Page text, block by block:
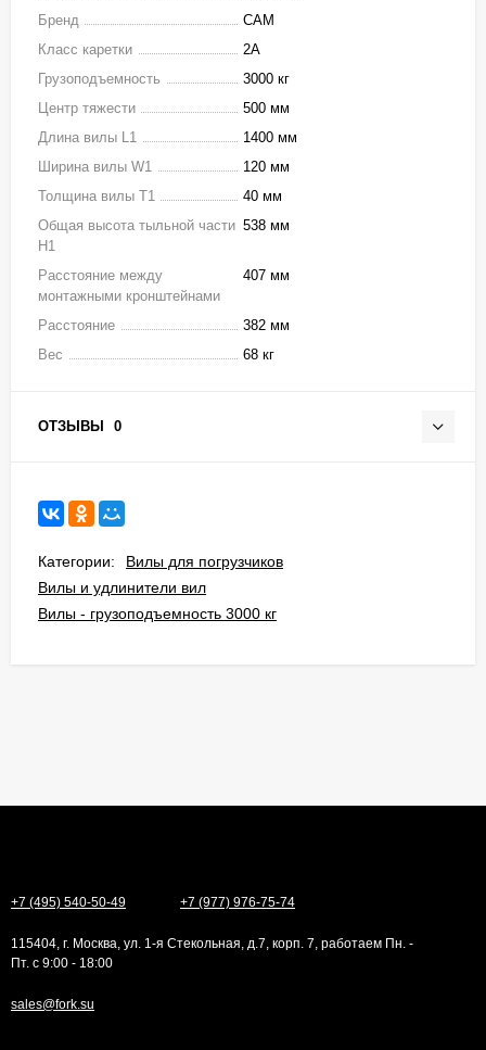
Бренд
CAM
Класс каретки
2A
Грузоподъемность
3000 кг
Центр тяжести
500 мм
Длина вилы L1
1400 мм
Ширина вилы W1
120 мм
Толщина вилы T1
40 мм
Общая высота тыльной части
H1
538 мм
Расстояние между
монтажными кронштейнами
407 мм
Расстояние
382 мм
Вес
68 кг
ОТЗЫВЫ 0
Категории:
Вилы для погрузчиков
Вилы и удлинители вил
Вилы - грузоподъемность 3000 кг
+7 (495) 540-50-49 +7 (977) 976-75-74
115404, г. Москва, ул. 1-я Стекольная, д.7, корп. 7, работаем Пн. -
Пт. с 9:00 - 18:00
sales@fork.su